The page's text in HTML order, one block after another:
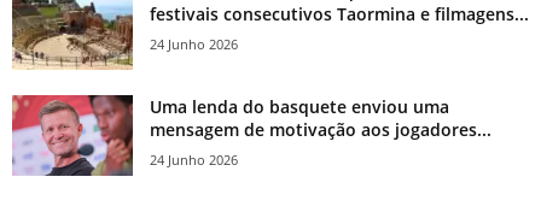
festivais consecutivos Taormina e filmagens...
24 Junho 2026
Uma lenda do basquete enviou uma
mensagem de motivação aos jogadores...
24 Junho 2026